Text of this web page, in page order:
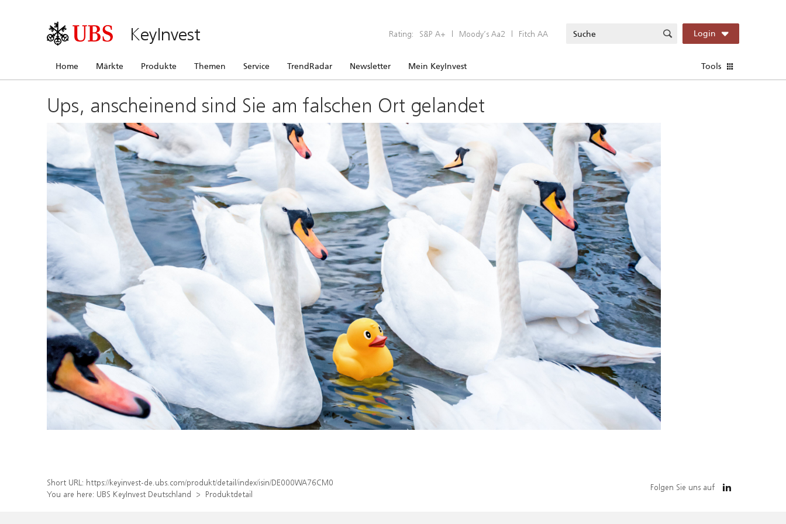
KeyInvest Rating: S&P A+ | Moody’s Aa2 | Fitch AA Login
Home Märkte Produkte Themen Service TrendRadar Newsletter Mein KeyInvest Tools
Ups, anscheinend sind Sie am falschen Ort gelandet
Short URL: https://keyinvest-de.ubs.com/produkt/detail/index/isin/DE000WA76CM0
You are here: UBS KeyInvest Deutschland Produktdetail
Folgen Sie uns auf